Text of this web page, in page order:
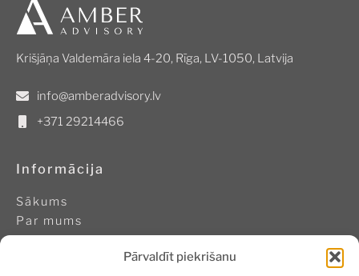
Pārvaldīt piekrišanu
Krišjāņa Valdemāra iela 4-20, Rīga, LV-1050, Latvija
info@amberadvisory.lv
+371 29214466
Informācija
Sākums
Par mums
Pasākumi
Ilgtspējīga biznesa akadēmija